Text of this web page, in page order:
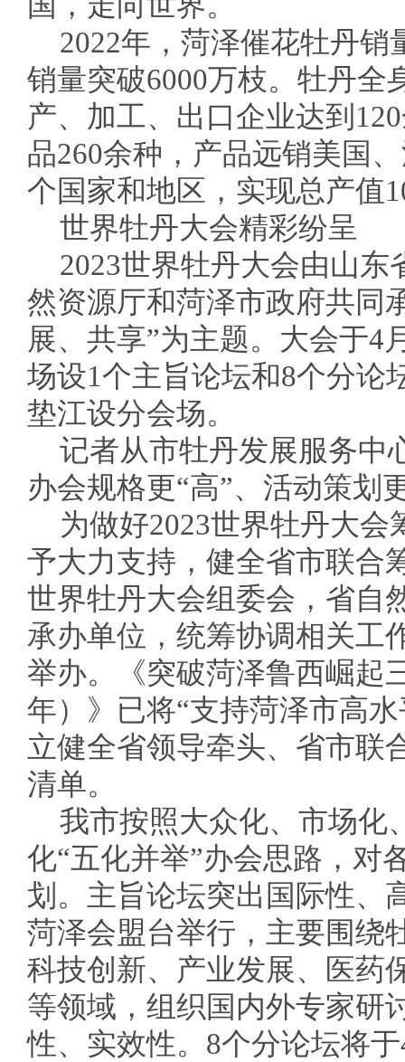
2022年，菏泽催花牡丹
销量突破6000万枝。牡丹全
产、加工、出口企业达到
品260余种，产品远销美国
个国家和地区，实现总产值
世界牡丹大会精彩纷呈
2023世界牡丹大会由山
然资源厅和菏泽市政府共同
展、共享”为主题。大会于4
场设1个主旨论坛和8个分论
垫江设分会场。
记者从市牡丹发展服务中
办会规格更“高”、活动策划
为做好2023世界牡丹大
予大力支持，健全省市联合
世界牡丹大会组委会，省自
承办单位，统筹协调相关工
举办。《突破菏泽鲁西崛起
年）》已将“支持菏泽市高
立健全省领导牵头、省市联
清单。
我市按照大众化、市场化
化“五化并举”办会思路，对
划。主旨论坛突出国际性、
菏泽会盟台举行，主要围绕
科技创新、产业发展、医药
等领域，组织国内外专家研
性、实效性。8个分论坛将